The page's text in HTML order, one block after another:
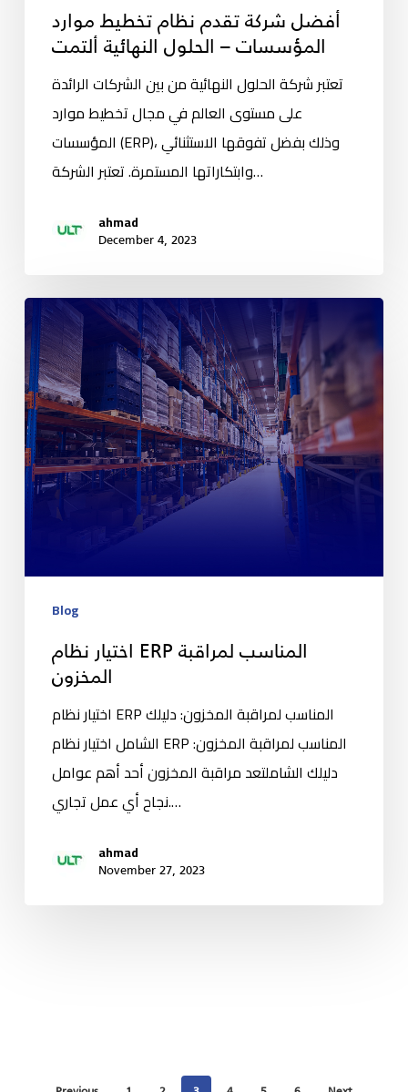
أفضل شركة تقدم نظام تخطيط موارد
المؤسسات – الحلول النهائية ألتمت
تعتبر شركة الحلول النهائية من بين الشركات الرائدة
على مستوى العالم في مجال تخطيط موارد
المؤسسات (ERP)، وذلك بفضل تفوقها الاستثنائي
وابتكاراتها المستمرة. تعتبر الشركة…
ahmad
December 4, 2023
Blog
اختيار نظام ERP المناسب لمراقبة
المخزون
اختيار نظام ERP المناسب لمراقبة المخزون: دليلك
الشامل اختيار نظام ERP المناسب لمراقبة المخزون:
دليلك الشاملتعد مراقبة المخزون أحد أهم عوامل
نجاح أي عمل تجاري.…
ahmad
November 27, 2023